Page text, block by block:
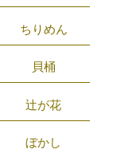
ちりめん
貝桶
辻が花
ぼかし